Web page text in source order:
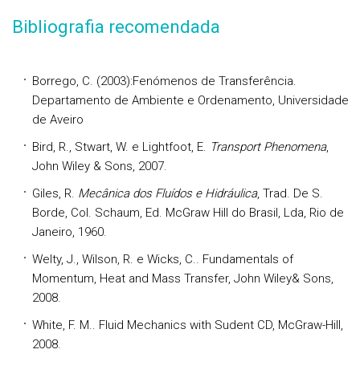
Bibliografia recomendada
Borrego, C. (2003):Fenómenos de Transferência.
Departamento de Ambiente e Ordenamento, Universidade
de Aveiro
Bird, R., Stwart, W. e Lightfoot, E. Transport Phenomena,
John Wiley & Sons, 2007.
Giles, R. Mecânica dos Fluídos e Hidráulica, Trad. De S.
Borde, Col. Schaum, Ed. McGraw Hill do Brasil, Lda, Rio de
Janeiro, 1960.
Welty, J., Wilson, R. e Wicks, C.. Fundamentals of
Momentum, Heat and Mass Transfer, John Wiley& Sons,
2008.
White, F. M.. Fluid Mechanics with Sudent CD, McGraw-Hill,
2008.